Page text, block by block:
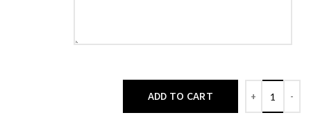
ADD TO CART